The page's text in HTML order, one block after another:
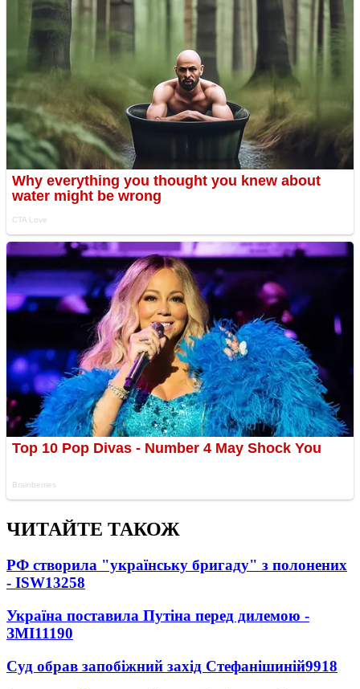
ЧИТАЙТЕ ТАКОЖ
РФ створила "українську бригаду" з полонених
- ISW13258
Україна поставила Путіна перед дилемою -
ЗМІ11190
Суд обрав запобіжний захід Стефанішиній9918